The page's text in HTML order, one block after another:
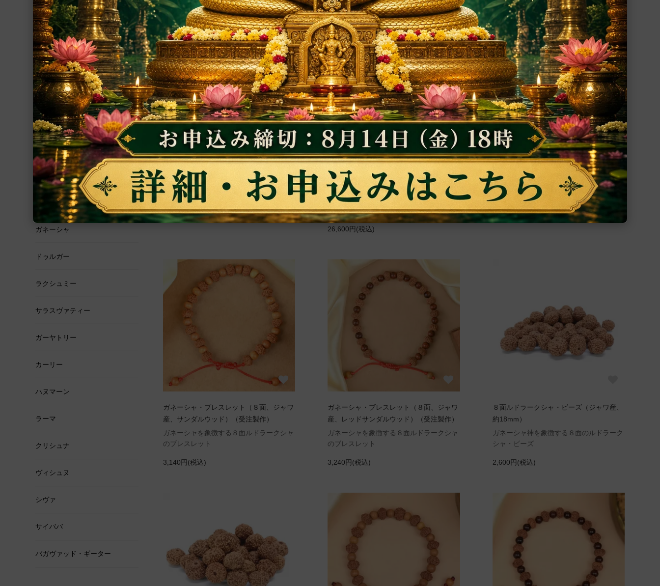
ガネーシャ神像（真鍮製、高さ約20cm、
約3.27kg）（受注製作）
あらゆる障壁を取り払い繁栄や幸福をもた
らすガネーシャ神の神像
57,900円(税込)
ガネーシャ神の壁掛け（真鍮製、オーム、
高さ約19cm）（受注製作）
あらゆる障壁を払い幸運をもたらすガネー
シャ神が、聖音オームとともにデザインさ
れた壁掛け
26,600円(税込)
ハヌマーン神の壁掛け（真鍮製、高さ約21
cm）（受注製作）
信愛と献身のシンボルであり悪を寄せ付け
ないハヌマーン神がデザインされた壁掛け
20,500円(税込)
ガネーシャ・ブレスレット（８面、ジャワ
産、サンダルウッド）（受注製作）
ガネーシャを象徴する８面ルドラークシャ
のブレスレット
3,140円(税込)
ガネーシャ・ブレスレット（８面、ジャワ
産、レッドサンダルウッド）（受注製作）
ガネーシャを象徴する８面ルドラークシャ
のブレスレット
3,240円(税込)
８面ルドラークシャ・ビーズ（ジャワ産、
約18mm）
ガネーシャ神を象徴する８面のルドラーク
シャ・ビーズ
2,600円(税込)
グループ
インド占星術
繁栄・開運
厄除開運
恋愛・結婚
学問・芸術
霊性
ガネーシャ
ドゥルガー
ラクシュミー
サラスヴァティー
ガーヤトリー
カーリー
ハヌマーン
ラーマ
クリシュナ
ヴィシュヌ
シヴァ
サイババ
バガヴァッド・ギーター